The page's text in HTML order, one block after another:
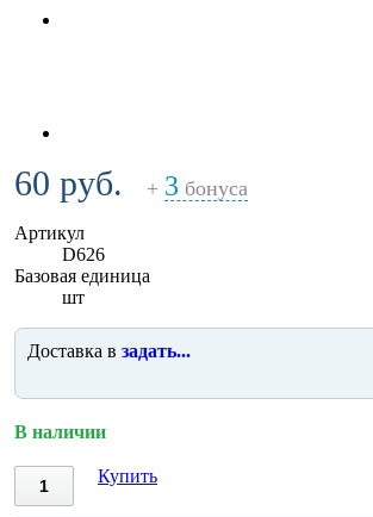
60 руб. + 3 бонуса
Артикул
D626
Базовая единица
шт
Доставка в задать...
В наличии
Купить